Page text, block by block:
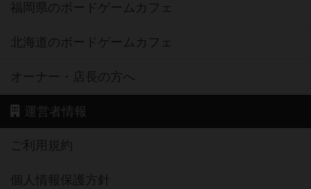
福岡県のボードゲームカフェ
北海道のボードゲームカフェ
オーナー・店長の方へ
運営者情報
ご利用規約
個人情報保護方針